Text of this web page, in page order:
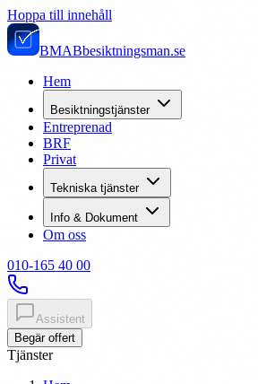
Hoppa till innehåll
BMABbesiktningsman.se
Hem
Besiktningstjänster
Entreprenad
BRF
Privat
Tekniska tjänster
Info & Dokument
Om oss
010-165 40 00
Assistent
Begär offert
Tjänster